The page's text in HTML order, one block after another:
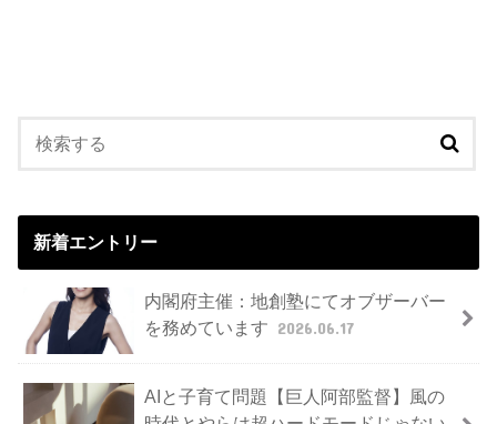
新着エントリー
内閣府主催：地創塾にてオブザーバー
を務めています 2026.06.17
AIと子育て問題【巨人阿部監督】風の